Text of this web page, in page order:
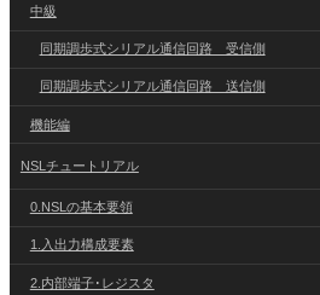
中級
同期調歩式シリアル通信回路 受信側
同期調歩式シリアル通信回路 送信側
機能編
NSLチュートリアル
0.NSLの基本要領
1.入出力構成要素
2.内部端子･レジスタ